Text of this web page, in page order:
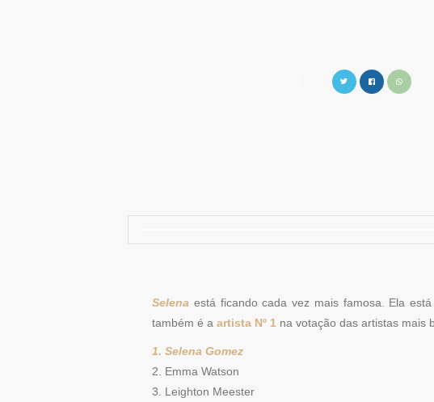
Selena está ficando cada vez mais famosa. Ela
também é a artista Nº 1 na votação das artistas mais
1. Selena Gomez
2. Emma Watson
3. Leighton Meester